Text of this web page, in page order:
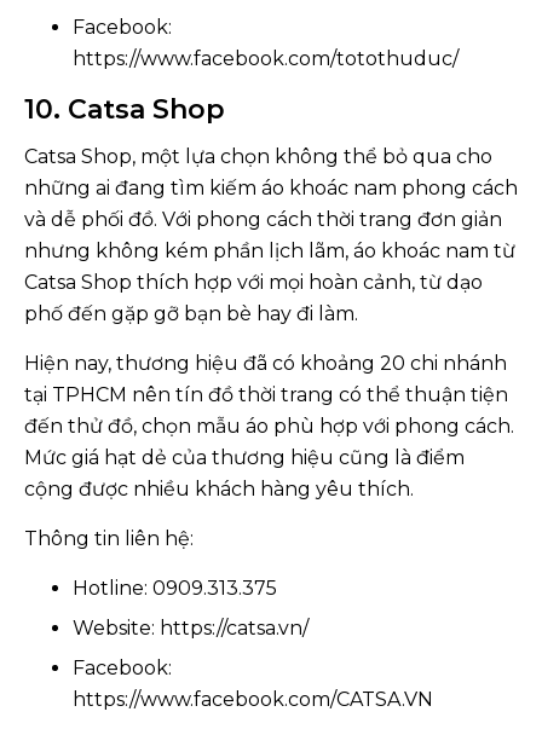
Facebook:
https://www.facebook.com/totothuduc/
10. Catsa Shop
Catsa Shop, một lựa chọn không thể bỏ qua cho
những ai đang tìm kiếm áo khoác nam phong cách
và dễ phối đồ. Với phong cách thời trang đơn giản
nhưng không kém phần lịch lãm, áo khoác nam từ
Catsa Shop thích hợp với mọi hoàn cảnh, từ dạo
phố đến gặp gỡ bạn bè hay đi làm.
Hiện nay, thương hiệu đã có khoảng 20 chi nhánh
tại TPHCM nên tín đồ thời trang có thể thuận tiện
đến thử đồ, chọn mẫu áo phù hợp với phong cách.
Mức giá hạt dẻ của thương hiệu cũng là điểm
cộng được nhiều khách hàng yêu thích.
Thông tin liên hệ:
Hotline: 0909.313.375
Website: https://catsa.vn/
Facebook:
https://www.facebook.com/CATSA.VN